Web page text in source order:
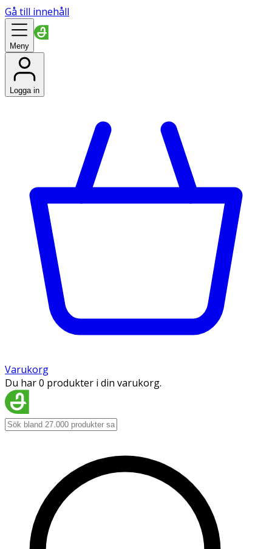
Gå till innehåll
Meny
Logga in
Varukorg
Du har 0 produkter i din varukorg.